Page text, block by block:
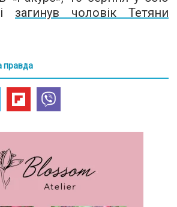
загинув чоловік Тетяни
правда